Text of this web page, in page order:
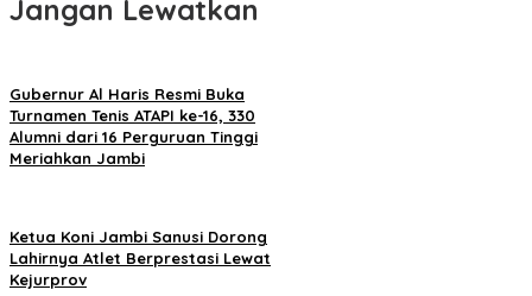
Jangan Lewatkan
Gubernur Al Haris Resmi Buka
Turnamen Tenis ATAPI ke-16, 330
Alumni dari 16 Perguruan Tinggi
Meriahkan Jambi
Ketua Koni Jambi Sanusi Dorong
Lahirnya Atlet Berprestasi Lewat
Kejurprov